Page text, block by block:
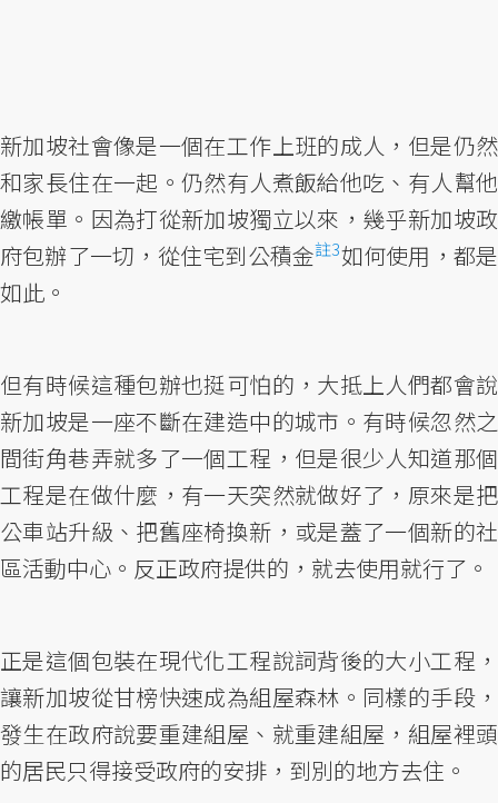
新加坡社會像是一個在工作上班的成人，但是仍然
和家長住在一起。仍然有人煮飯給他吃、有人幫他
繳帳單。因為打從新加坡獨立以來，幾乎新加坡政
府包辦了一切，從住宅到公積金註3如何使用，都是
如此。
但有時候這種包辦也挺可怕的，大抵上人們都會說
新加坡是一座不斷在建造中的城市。有時候忽然之
間街角巷弄就多了一個工程，但是很少人知道那個
工程是在做什麼，有一天突然就做好了，原來是把
公車站升級、把舊座椅換新，或是蓋了一個新的社
區活動中心。反正政府提供的，就去使用就行了。
正是這個包裝在現代化工程說詞背後的大小工程，
讓新加坡從甘榜快速成為組屋森林。同樣的手段，
發生在政府說要重建組屋、就重建組屋，組屋裡頭
的居民只得接受政府的安排，到別的地方去住。